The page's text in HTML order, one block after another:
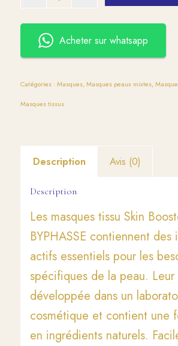
Acheter sur whatsapp
Catégories : Masques,Masques peaux mixtes,
Masques tissus
Description Avis (0)
Description
Les masques tissu Skin
BYPHASSE contiennent des
actifs essentiels pour les
spécifiques de la peau.
développée dans un
cosmétique et contient une
en ingrédients naturels.